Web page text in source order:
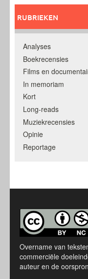
RUBRIEKEN
Analyses
Boekrecensies
Films en
In memoriam
Kort
Long-reads
Muziekrecensies
Opinie
Reportage
Overname van
commerciële
auteur en de